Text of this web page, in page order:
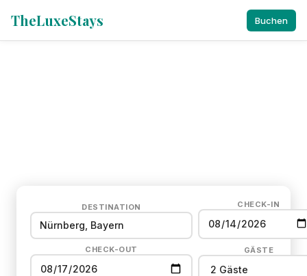
TheLuxeStays Buchen
DESTINATION CHECK-IN
CHECK-OUT GÄSTE